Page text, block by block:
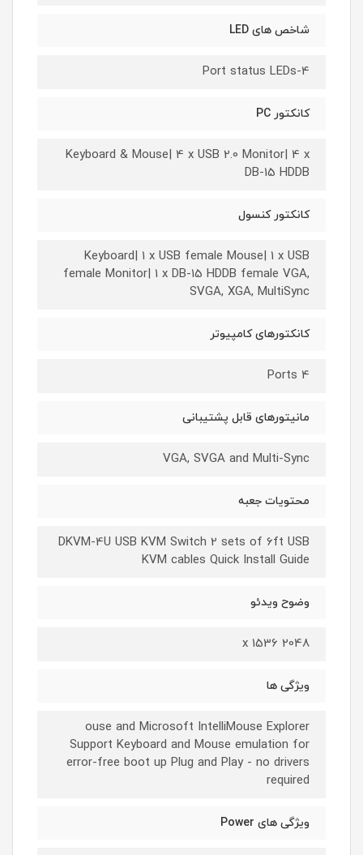
شاخص های LED
4-Port status LEDs
کانکتور PC
Keyboard & Mouse| 4 x USB 2.0 Monitor| 4 x
DB-15 HDDB
کانکتور کنسول
Keyboard| 1 x USB female Mouse| 1 x USB
female Monitor| 1 x DB-15 HDDB female VGA,
SVGA, XGA, MultiSync
کانکتورهای کامپیوتر
4 Ports
مانیتورهای قابل پشتیبانی
VGA, SVGA and Multi-Sync
محتویات جعبه
DKVM-4U USB KVM Switch 2 sets of 6ft USB
KVM cables Quick Install Guide
وضوح ویدئو
2048 x 1536
ویژگی ها
ouse and Microsoft IntelliMouse Explorer
Support Keyboard and Mouse emulation for
error-free boot up Plug and Play - no drivers
required
ویژگی های Power